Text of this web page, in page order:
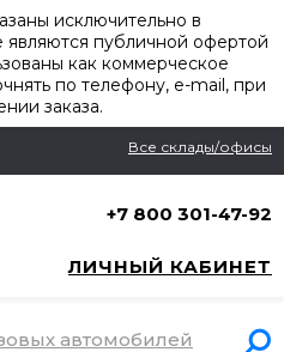
исключительно в
публичной офертой
как коммерческое
по телефону, e-mail, при
заказа.
Все склады/офисы
+7 800 301-47-92
ЛИЧНЫЙ КАБИНЕТ
автомобилей